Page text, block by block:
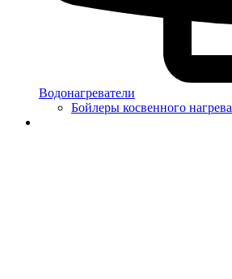
Водонагреватели
Бойлеры косвенного нагрева